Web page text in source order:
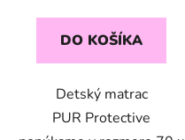
DO KOŠÍKA
Detský matrac
PUR Protective